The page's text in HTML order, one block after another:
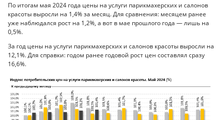
По итогам мая 2024 года цены на услуги парикмахерских и салонов
красоты выросли на 1,4% за месяц. Для сравнения: месяцем ранее
уже наблюдался рост на 1,2%, а вот в мае прошлого года — лишь на
0,5%.
За год цены на услуги парикмахерских и салонов красоты выросли на
12,1%. Для справки: годом ранее годовой рост цен составлял сразу
16,6%.